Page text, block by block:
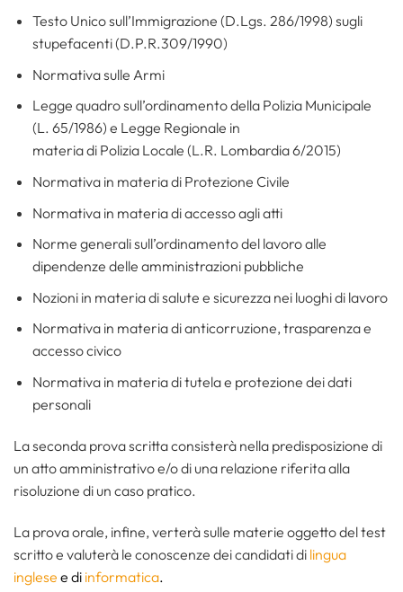
Testo Unico sull’Immigrazione (D.Lgs. 286/1998) sugli
stupefacenti (D.P.R.309/1990)
Normativa sulle Armi
Legge quadro sull’ordinamento della Polizia Municipale
(L. 65/1986) e Legge Regionale in
materia di Polizia Locale (L.R. Lombardia 6/2015)
Normativa in materia di Protezione Civile
Normativa in materia di accesso agli atti
Norme generali sull’ordinamento del lavoro alle
dipendenze delle amministrazioni pubbliche
Nozioni in materia di salute e sicurezza nei luoghi di lavoro
Normativa in materia di anticorruzione, trasparenza e
accesso civico
Normativa in materia di tutela e protezione dei dati
personali
La seconda prova scritta consisterà nella predisposizione di
un atto amministrativo e/o di una relazione riferita alla
risoluzione di un caso pratico.
La prova orale, infine, verterà sulle materie oggetto del test
scritto e valuterà le conoscenze dei candidati di lingua
inglese e di informatica.